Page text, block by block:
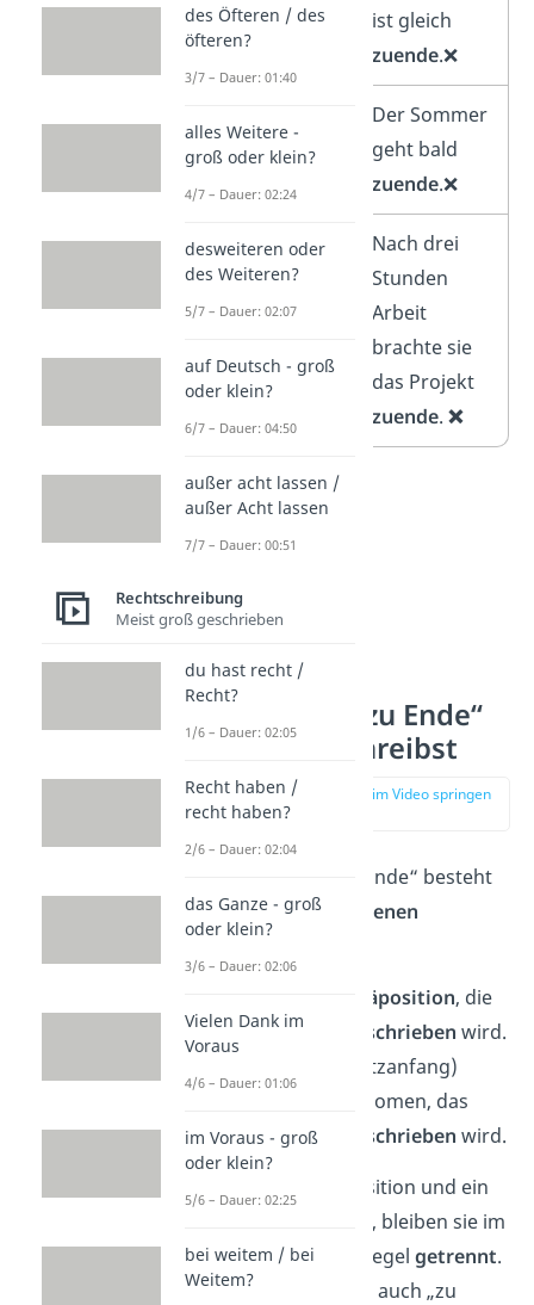
ist gleichzu
Ende
ist gleich
zuende.❌
geht baldzu
Ende .✅
Der Sommer
geht bald
zuende.❌
Nach drei
Stunden
Arbeit
das Projekt
Nach drei
Stunden
Arbeit
brachte sie
das Projekt
zuende. ❌
Warum du „zu Ende“
getrennt schreibst
zur Stelle im Video springen
Der Ausdruck „zu Ende“ besteht
auszwei verschiedenen
Präposition, die
immerkleingeschrieben wird.
(Ausnahme: Satzanfang)
ist ein Nomen, das
immergroßgeschrieben wird.
Stehen eine Präposition und ein
Nomen zusammen, bleiben sie im
Deutschen in der Regel getrennt.
Daher schreibst du auch „zu
des Öfteren / des
öfteren?
3/7 – Dauer: 01:40
alles Weitere -
groß oder klein?
4/7 – Dauer: 02:24
desweiteren oder
des Weiteren?
5/7 – Dauer: 02:07
auf Deutsch - groß
oder klein?
6/7 – Dauer: 04:50
außer acht lassen /
außer Acht lassen
7/7 – Dauer: 00:51
Rechtschreibung
Meist groß geschrieben
du hast recht /
Recht?
1/6 – Dauer: 02:05
Recht haben /
recht haben?
2/6 – Dauer: 02:04
das Ganze - groß
oder klein?
3/6 – Dauer: 02:06
Vielen Dank im
Voraus
4/6 – Dauer: 01:06
im Voraus - groß
oder klein?
5/6 – Dauer: 02:25
bei weitem / bei
Weitem?